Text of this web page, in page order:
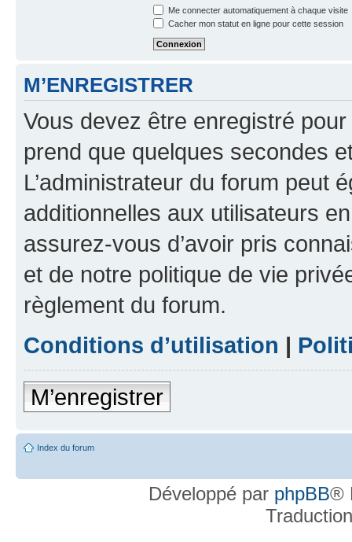
Me connecter automatiquement à chaque visite
Cacher mon statut en ligne pour cette session
M’ENREGISTRER
Vous devez être enregistré
prend que quelques secondes
L’administrateur du forum peut
additionnelles aux utilisateurs
assurez-vous d’avoir pris
et de notre politique de vie
règlement du forum.
Conditions d’utilisation |
M’enregistrer
Index du forum
Développé par phpBB®